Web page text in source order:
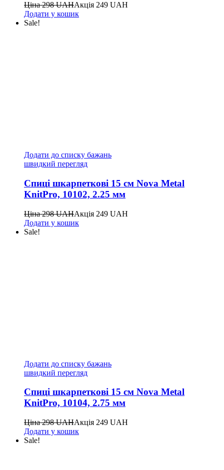
Ціна298UAHАкція 249 UAH
Додати у кошик
Sale!
Додати до списку бажань
швидкий перегляд
Спиці шкарпеткові 15 см Nova Metal
KnitPro, 10102, 2.25 мм
Ціна298UAHАкція 249 UAH
Додати у кошик
Sale!
Додати до списку бажань
швидкий перегляд
Спиці шкарпеткові 15 см Nova Metal
KnitPro, 10104, 2.75 мм
Ціна298UAHАкція 249 UAH
Додати у кошик
Sale!